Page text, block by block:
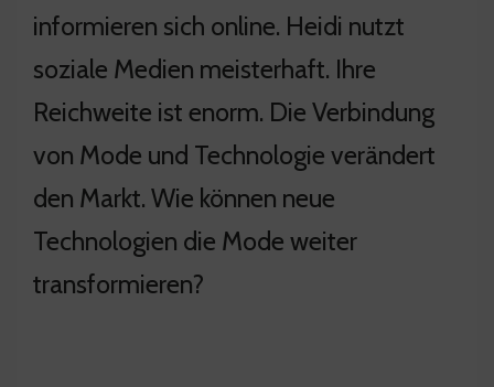
informieren sich online. Heidi nutzt
soziale Medien meisterhaft. Ihre
Reichweite ist enorm. Die Verbindung
von Mode und Technologie verändert
den Markt. Wie können neue
Technologien die Mode weiter
transformieren?